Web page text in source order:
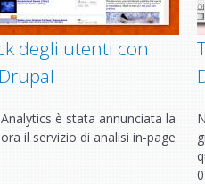
degli utenti con
è stata annunciata la
il servizio di analisi in-page